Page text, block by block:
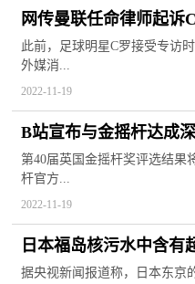
网传曼联任命律师起诉
界杯后不必返队
此前，足球明星C罗接受专访
外媒消...
2022-11-19
B站宣布与金摇杆达成
颁奖典礼直播
第40届英国金摇杆奖评选结果
杆官方...
2022-11-19
日本福岛核污水中含有
其排海计划
据央视新闻报道称，日本东京